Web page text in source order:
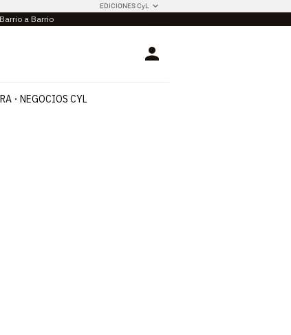
EDICIONES CyL
Barrio a Barrio
Login
NEGOCIOS CYL